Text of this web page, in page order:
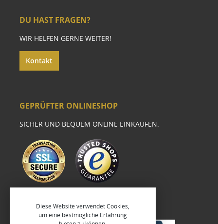
DU HAST FRAGEN?
WIR HELFEN GERNE WEITER!
Kontakt
GEPRÜFTER ONLINESHOP
SICHER UND BEQUEM ONLINE EINKAUFEN.
Diese Website verwendet Cookies,
um eine bestmögliche Erfahrung